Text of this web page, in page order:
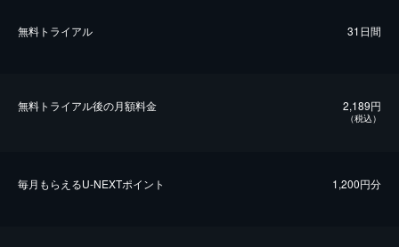
無料トライアル 31日間
無料トライアル後の⽉額料金 2,189円
（税込）
毎⽉もらえるU-NEXTポイント 1,200円分